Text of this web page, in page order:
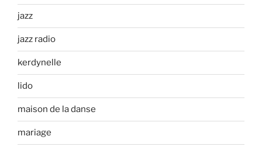
jazz
jazz radio
kerdynelle
lido
maison de la danse
mariage